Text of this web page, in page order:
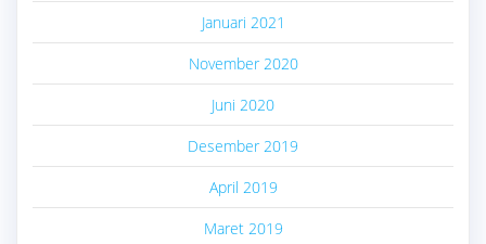
Januari 2021
November 2020
Juni 2020
Desember 2019
April 2019
Maret 2019